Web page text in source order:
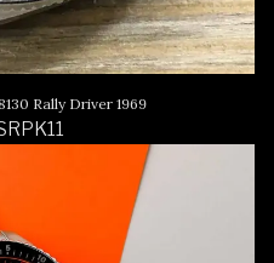
Rally Driver 1969